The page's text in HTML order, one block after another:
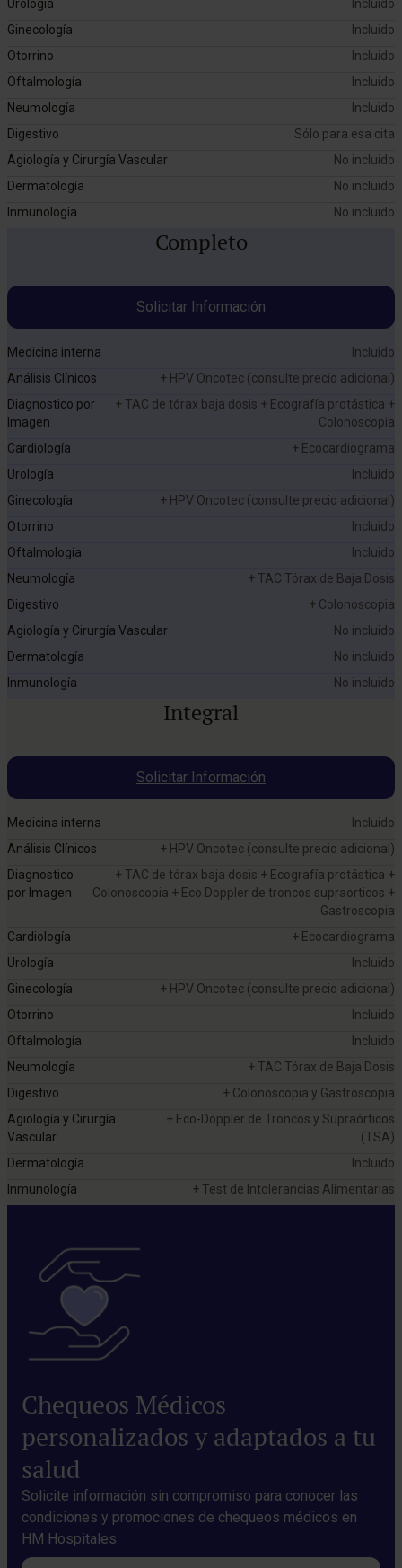
Urología
Incluido
Ginecología
Incluido
Otorrino
Incluido
Oftalmología
Incluido
Neumología
Incluido
Digestivo
Sólo para esa cita
Agiología y Cirurgía Vascular
No incluido
Dermatología
No incluido
Inmunología
No incluido
Completo
Solicitar Información
Medicina interna
Incluido
Análisis Clínicos
+ HPV Oncotec (consulte precio adicional)
Diagnostico por
Imagen
+ TAC de tórax baja dosis + Ecografía protástica +
Colonoscopia
Cardiología
+ Ecocardiograma
Urología
Incluido
Ginecología
+ HPV Oncotec (consulte precio adicional)
Otorrino
Incluido
Oftalmología
Incluido
Neumología
+ TAC Tórax de Baja Dosis
Digestivo
+ Colonoscopia
Agiología y Cirurgía Vascular
No incluido
Dermatología
No incluido
Inmunología
No incluido
Integral
Solicitar Información
Medicina interna
Incluido
Análisis Clínicos
+ HPV Oncotec (consulte precio adicional)
Diagnostico
por Imagen
+ TAC de tórax baja dosis + Ecografía protástica +
Colonoscopia + Eco Doppler de troncos supraorticos +
Gastroscopia
Cardiología
+ Ecocardiograma
Urología
Incluido
Ginecología
+ HPV Oncotec (consulte precio adicional)
Otorrino
Incluido
Oftalmología
Incluido
Neumología
+ TAC Tórax de Baja Dosis
Digestivo
+ Colonoscopia y Gastroscopia
Agiología y Cirurgía
Vascular
+ Eco-Doppler de Troncos y Supraórticos
(TSA)
Dermatología
Incluido
Inmunología
+ Test de Intolerancias Alimentarias
Chequeos Médicos
personalizados y adaptados a tu
salud
Solicite información sin compromiso para conocer las
condiciones y promociones de chequeos médicos en
HM Hospitales.